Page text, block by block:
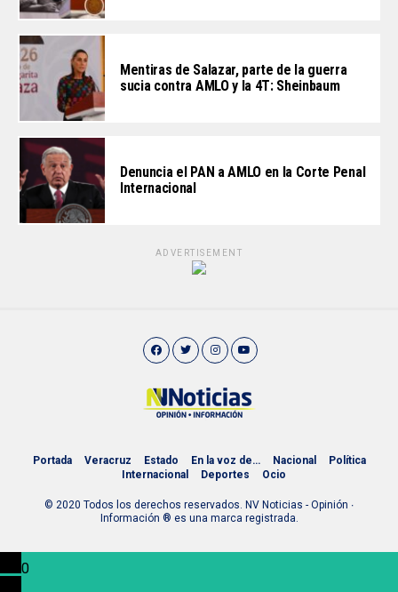
Mentiras de Salazar, parte de la guerra
sucia contra AMLO y la 4T: Sheinbaum
Denuncia el PAN a AMLO en la Corte Penal
Internacional
ADVERTISEMENT
Portada Veracruz Estado En la voz de… Nacional
Política
Internacional
Deportes Ocio
© 2020 Todos los derechos reservados. NV Noticias - Opinión ∙
Información ® es una marca registrada.
0